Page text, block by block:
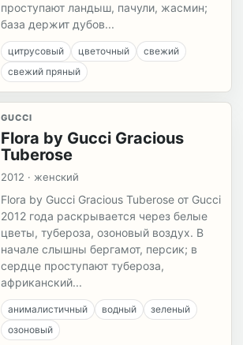
проступают ландыш, пачули, жасмин;
база держит дубов...
цитрусовый цветочный
свежий
свежий пряный
GUCCI
Flora by Gucci Gracious
Tuberose
2012 · женский
Flora by Gucci Gracious Tuberose от Gucci
2012 года раскрывается через белые
цветы, тубероза, озоновый воздух. В
начале слышны бергамот, персик; в
сердце проступают тубероза,
африканский...
анималистичный водный
зеленый
озоновый